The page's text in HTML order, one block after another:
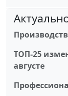
ТОП-25
августе